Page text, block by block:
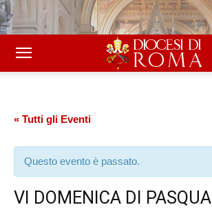
« Tutti gli Eventi
Questo evento è passato.
VI DOMENICA DI PASQUA